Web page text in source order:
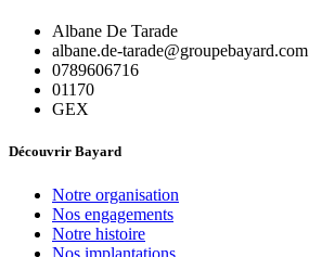
Albane De Tarade
albane.de-tarade@groupebayard.com
0789606716
01170
GEX
Découvrir Bayard
Notre organisation
Nos engagements
Notre histoire
Nos implantations